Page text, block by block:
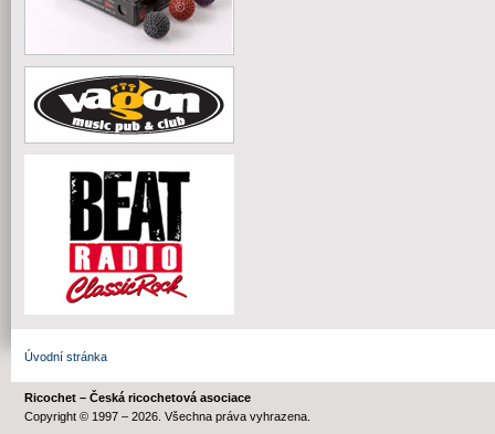
Úvodní stránka
Ricochet – Česká ricochetová asociace
Copyright © 1997 – 2026. Všechna práva vyhrazena.